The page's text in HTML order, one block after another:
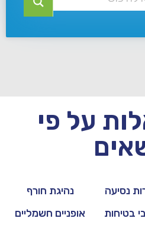
על פי
נסיעה
נהיגת חורף
בטיחות אופניים חשמליים